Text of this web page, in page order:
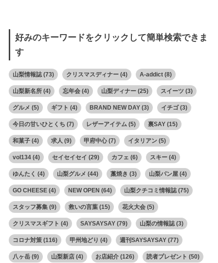
好みのキーワードをクリックして簡単検索できま
す
山梨情報誌(73) クリスマスディナー(4) A-addict(8)
山梨新名所(4) 忘年会(4) 山梨ディナー(25) スイーツ (3)
グルメ (5) ギフト (4) BRAND NEW DAY(3) イチゴ(3)
今日の甘いひとくち (7) レザーアイテム(5) 裏SAY(15)
和菓子(4) 求人 (9) 甲府中心(7) イタリアン(5)
vol134(4) セイセイセイ (29) カフェ (6) スキー(4)
ゆんたく (4) 山梨グルメ (44) 藁焼き (3) 山梨パン屋(4)
GO CHEESE(4) NEW OPEN (64) 山梨クチコミ情報誌(75)
スタッフ募集(9) 救いの言葉(15) 花火大会(5)
クリスマスギフト (4) SAYSAYSAY(79) 山梨の情報誌(3)
コロナ対策(116) 甲州地どり (4) 週刊SAYSAYSAY(77)
八ヶ岳(9) 山梨新店(4) お店紹介(126) 読者プレゼント (50)